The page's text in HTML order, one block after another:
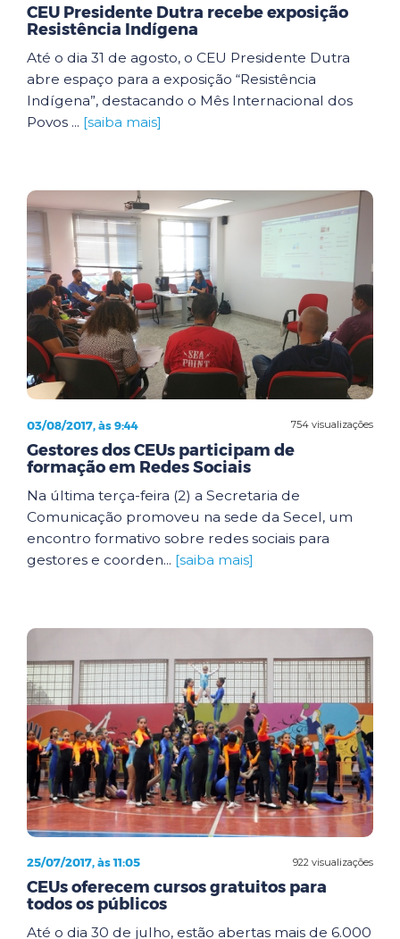
CEU Presidente Dutra recebe exposição
Resistência Indígena
Até o dia 31 de agosto, o CEU Presidente Dutra
abre espaço para a exposição “Resistência
Indígena”, destacando o Mês Internacional dos
Povos ... [saiba mais]
754 visualizações
03/08/2017, às 9:44
Gestores dos CEUs participam de
formação em Redes Sociais
Na última terça-feira (2) a Secretaria de
Comunicação promoveu na sede da Secel, um
encontro formativo sobre redes sociais para
gestores e coorden... [saiba mais]
922 visualizações
25/07/2017, às 11:05
CEUs oferecem cursos gratuitos para
todos os públicos
Até o dia 30 de julho, estão abertas mais de 6.000